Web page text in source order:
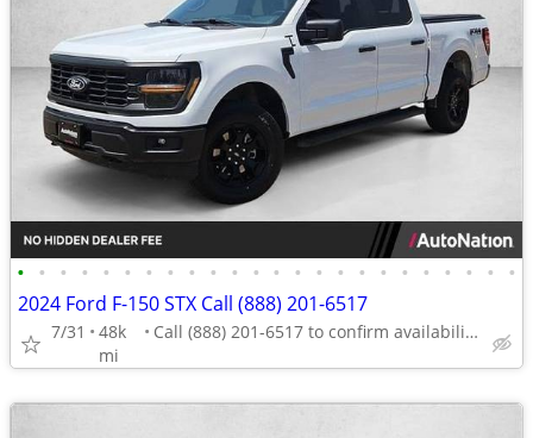
• • • • • • • • • • • • • • • • • • • • • • • •
2024 Ford F-150 STX Call (888) 201-6517
7/31
48k
mi
Call (888) 201-6517 to confirm availability - May 14th